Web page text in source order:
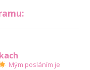
Mým posláním je